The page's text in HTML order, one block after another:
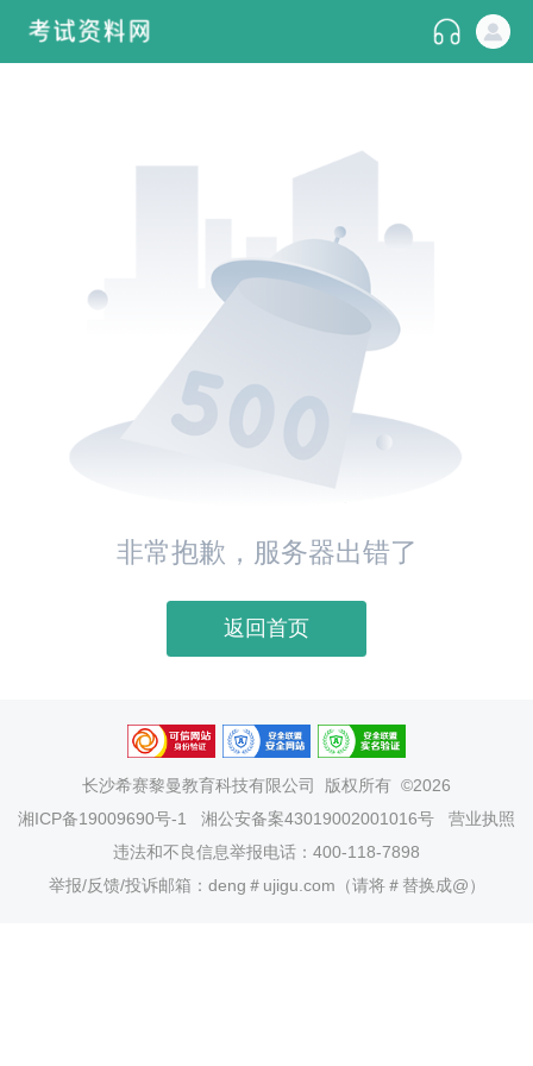
非常抱歉，服务器出错了
返回首页
长沙希赛黎曼教育科技有限公司
版权所有 ©2026
湘ICP备19009690号-1
湘公安备案43019002001016号
营业执照
违法和不良信息举报电话：400-118-7898
举报/反馈/投诉邮箱：deng＃ujigu.com（请将＃替换成@）